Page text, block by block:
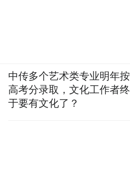
中传多个艺术类专业明年按
高考分录取，文化工作者终
于要有文化了？